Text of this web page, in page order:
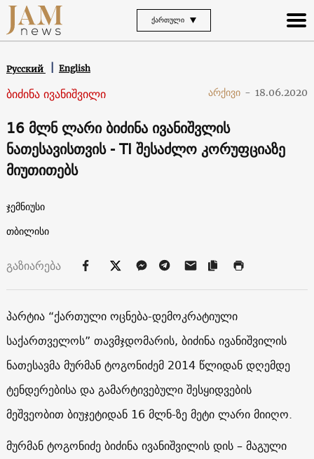
ᲥᲐᲠᲗᲣᲚᲘ
Русский English
ბიძინა ივანიშვილი არქივი - 18.06.2020
16 მლნ ლარი ბიძინა ივანიშვლის
ნათესავისთვის - TI შესაძლო კორუფციაზე
მიუთითებს
ჯემნიუსი
თბილისი
გაზიარება
პარტია “ქართული ოცნება-დემოკრატიული
საქართველოს” თავმჯდომარის, ბიძინა ივანიშვილის
ნათესავმა მურმან ტოგონიძემ 2014 წლიდან დღემდე
ტენდერებისა და გამარტივებული შესყიდვების
მეშვეობით ბიუჯეტიდან 16 მლნ-ზე მეტი ლარი მიიღო.
მურმან ტოგონიძე ბიძინა ივანიშვილის დის – მაგული